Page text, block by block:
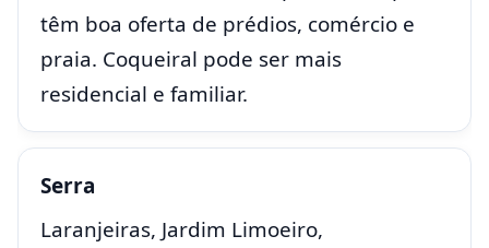
têm boa oferta de prédios, comércio e
praia. Coqueiral pode ser mais
residencial e familiar.
Serra
Laranjeiras, Jardim Limoeiro,